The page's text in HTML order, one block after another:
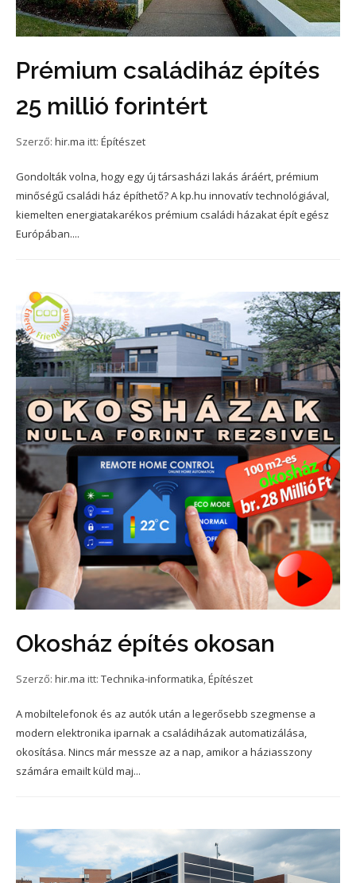
Prémium családiház építés
25 millió forintért
Szerző: hir.ma itt: Építészet
Gondolták volna, hogy egy új társasházi lakás áráért, prémium
minőségű családi ház építhető? A kp.hu innovatív technológiával,
kiemelten energiatakarékos prémium családi házakat épít egész
Európában....
Okosház építés okosan
Szerző: hir.ma itt: Technika-informatika,Építészet
A mobiltelefonok és az autók után a legerősebb szegmense a
modern elektronika iparnak a családiházak automatizálása,
okosítása. Nincs már messze az a nap, amikor a háziasszony
számára emailt küld maj...